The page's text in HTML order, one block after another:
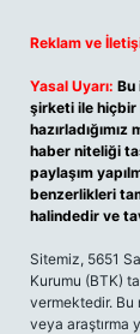
Reklam ve
Yasal Uyarı: Bu
şirketi ile hiçbir
haber niteliği
paylaşım
benzerlikleri
halindedir ve
Sitemiz, 5651
Kurumu (BTK)
vermektedir.
veya araştırma